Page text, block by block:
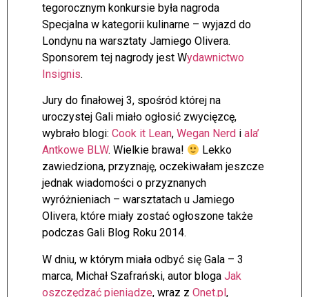
tegorocznym konkursie była nagroda
Specjalna w kategorii kulinarne – wyjazd do
Londynu na warsztaty Jamiego Olivera.
Sponsorem tej nagrody jest Wydawnictwo
Insignis.
Jury do finałowej 3, spośród której na
uroczystej Gali miało ogłosić zwycięzcę,
wybrało blogi: Cook it Lean, Wegan Nerd i ala’
Antkowe BLW. Wielkie brawa!
Lekko
zawiedziona, przyznaję, oczekiwałam jeszcze
jednak wiadomości o przyznanych
wyróżnieniach – warsztatach u Jamiego
Olivera, które miały zostać ogłoszone także
podczas Gali Blog Roku 2014.
W dniu, w którym miała odbyć się Gala – 3
marca, Michał Szafrański, autor bloga Jak
oszczędzać pieniądze, wraz z Onet.pl,